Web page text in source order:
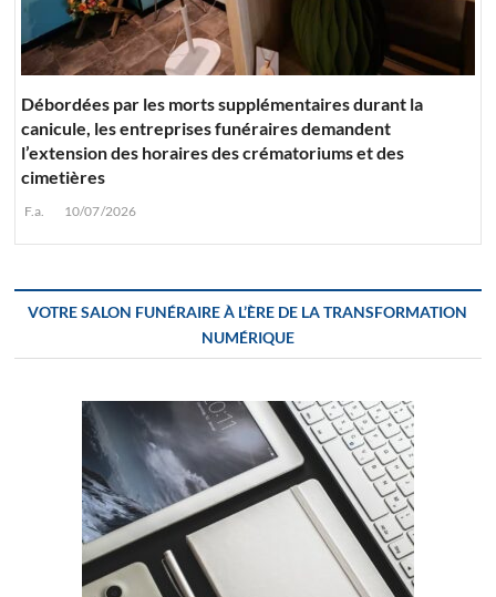
Débordées par les morts supplémentaires durant la
canicule, les entreprises funéraires demandent
l’extension des horaires des crématoriums et des
cimetières
F.a. 10/07/2026
VOTRE SALON FUNÉRAIRE À L’ÈRE DE LA TRANSFORMATION
NUMÉRIQUE